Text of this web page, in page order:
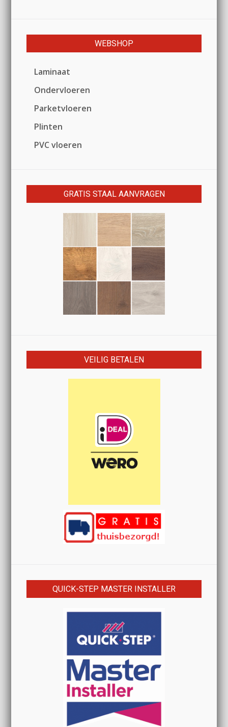
WEBSHOP
Laminaat
Ondervloeren
Parketvloeren
Plinten
PVC vloeren
GRATIS STAAL AANVRAGEN
VEILIG BETALEN
QUICK-STEP MASTER INSTALLER